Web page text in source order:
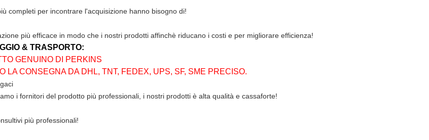
completi per incontrare l'acquisizione hanno bisogno di!
più efficace in modo che i nostri prodotti affinchè riducano i costi e per migliorare efficienza!
& TRASPORTO:
GENUINO DI PERKINS
LA CONSEGNA DA DHL, TNT, FEDEX, UPS, SF, SME PRECISO.
i fornitori del prodotto più professionali, i nostri prodotti è alta qualità e cassaforte!
più professionali!